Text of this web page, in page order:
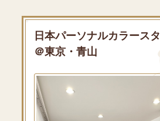
日本パーソナルカラース
＠東京・青山